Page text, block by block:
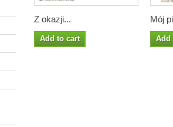
Z okazji...
Add to cart
Mój
Add